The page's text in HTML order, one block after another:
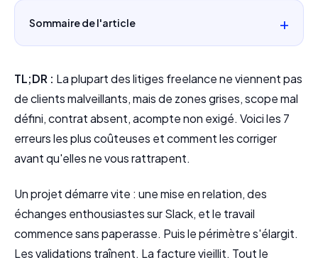
Sommaire de l'article
TL;DR : La plupart des litiges freelance ne viennent pas
de clients malveillants, mais de zones grises, scope mal
défini, contrat absent, acompte non exigé. Voici les 7
erreurs les plus coûteuses et comment les corriger
avant qu'elles ne vous rattrapent.
Un projet démarre vite : une mise en relation, des
échanges enthousiastes sur Slack, et le travail
commence sans paperasse. Puis le périmètre s'élargit.
Les validations traînent. La facture vieillit. Tout le